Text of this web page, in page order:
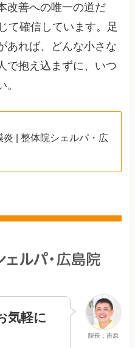
改善への唯一の道だ
て確信しています。足
あれば、どんな小さな
で抱え込まずに、いつ
炎 | 整体院シェルパ・広
院長：吉原
気軽に